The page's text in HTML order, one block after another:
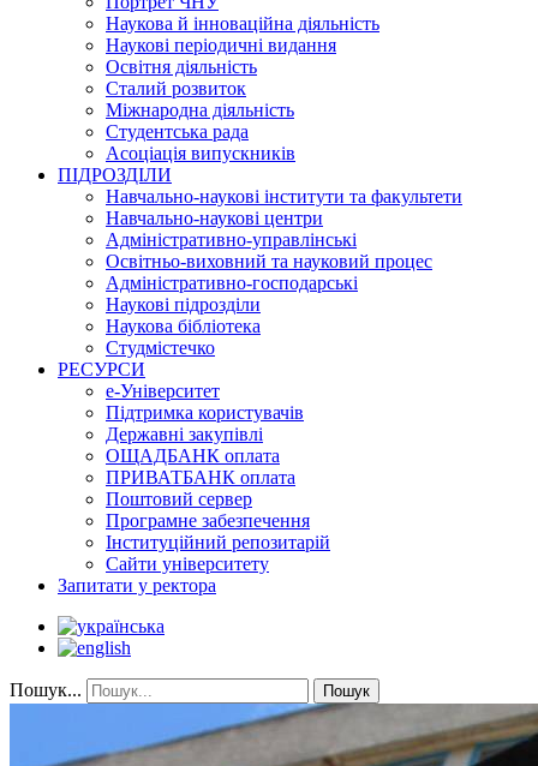
Наукова й інноваційна діяльність
Наукові періодичні видання
Освітня діяльність
Сталий розвиток
Міжнародна діяльність
Студентська рада
Асоціація випускників
ПІДРОЗДІЛИ
Навчально-наукові інститути та факультети
Навчально-наукові центри
Адміністративно-управлінські
Освітньо-виховний та науковий процес
Адміністративно-господарські
Наукові підрозділи
Наукова бібліотека
Студмістечко
РЕСУРСИ
е-Університет
Підтримка користувачів
Державні закупівлі
ОЩАДБАНК оплата
ПРИВАТБАНК оплата
Поштовий сервер
Програмне забезпечення
Інституційний репозитарій
Сайти університету
Запитати у ректора
Пошук... Пошук